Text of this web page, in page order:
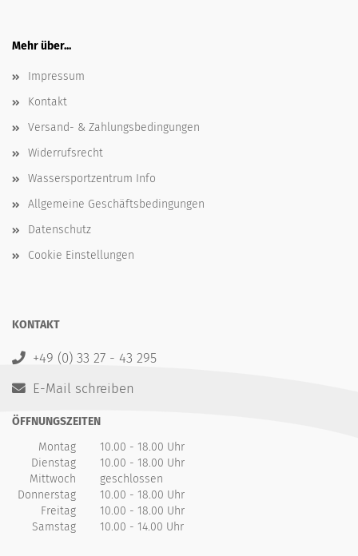
Mehr über...
Impressum
Kontakt
Versand- & Zahlungsbedingungen
Widerrufsrecht
Wassersportzentrum Info
Allgemeine Geschäftsbedingungen
Datenschutz
Cookie Einstellungen
KONTAKT
+49 (0) 33 27 - 43 295
E-Mail schreiben
ÖFFNUNGSZEITEN
Montag
10.00 - 18.00 Uhr
Dienstag
10.00 - 18.00 Uhr
Mittwoch
geschlossen
Donnerstag
10.00 - 18.00 Uhr
Freitag
10.00 - 18.00 Uhr
Samstag
10.00 - 14.00 Uhr